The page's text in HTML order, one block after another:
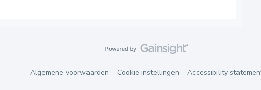
Algemene voorwaarden Cookie instellingen Accessibility